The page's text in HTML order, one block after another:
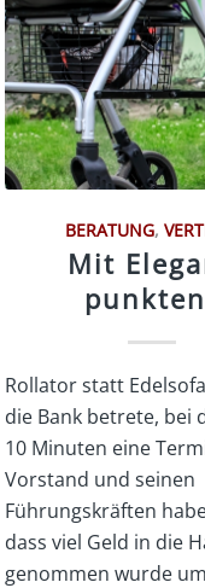
BERATUNG,
Mit
Rollator statt
die Bank betrete, bei
10 Minuten eine
Vorstand und seinen
Führungskräften
dass viel Geld in die
genommen wurde